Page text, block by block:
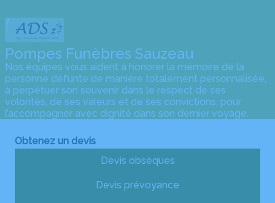
Pompes Funèbres Sauzeau
Nos équipes vous aident à honorer la mémoire de la
personne défunte de manière totalement personnalisée,
à perpétuer son souvenir dans le respect de ses
volontés, de ses valeurs et de ses convictions, pour
l’accompagner avec dignité dans son dernier voyage.
Obtenez un devis
Devis obsèques
Devis prévoyance